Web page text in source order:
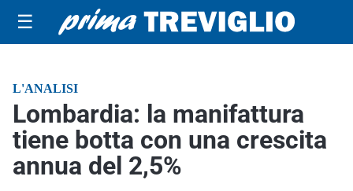
☰
L'ANALISI
Lombardia: la manifattura
tiene botta con una crescita
annua del 2,5%